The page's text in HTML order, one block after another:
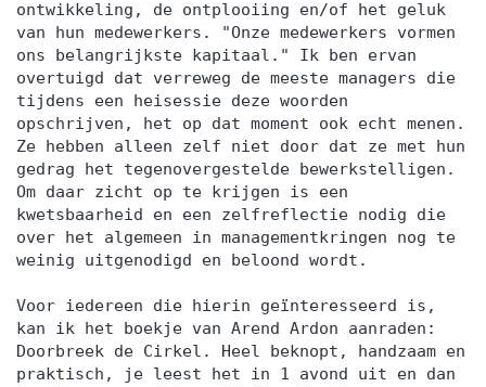
ontwikkeling, de ontplooiing en/of het geluk
van hun medewerkers. "Onze medewerkers vormen
ons belangrijkste kapitaal." Ik ben ervan
overtuigd dat verreweg de meeste managers die
tijdens een heisessie deze woorden
opschrijven, het op dat moment ook echt menen.
Ze hebben alleen zelf niet door dat ze met hun
gedrag het tegenovergestelde bewerkstelligen.
Om daar zicht op te krijgen is een
kwetsbaarheid en een zelfreflectie nodig die
over het algemeen in managementkringen nog te
weinig uitgenodigd en beloond wordt.
Voor iedereen die hierin geïnteresseerd is,
kan ik het boekje van Arend Ardon aanraden:
Doorbreek de Cirkel. Heel beknopt, handzaam en
praktisch, je leest het in 1 avond uit en dan